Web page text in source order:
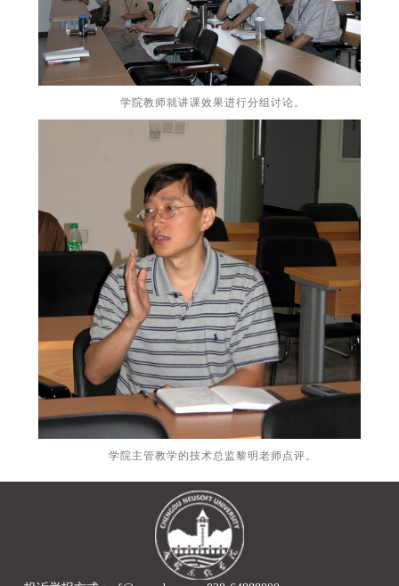
学院教师就讲课效果进行分组讨论。
学院主管教学的技术总监黎明老师点评。